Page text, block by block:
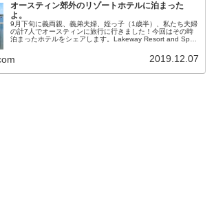
オースティン郊外のリゾートホテルに泊まった
よ。
9月下旬に義両親、義弟夫婦、姪っ子（1歳半）、私たち夫婦
の計7人でオースティンに旅行に行きました！今回はその時
泊まったホテルをシェアします。Lakeway Resort and Spa
2019.12.07